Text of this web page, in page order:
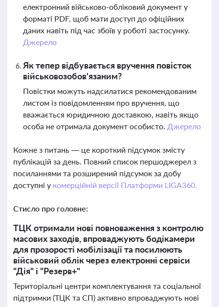
електронний військово-обліковий документ у
форматі PDF, щоб мати доступ до офіційних
даних навіть під час збоїв у роботі застосунку.
Джерело
Як тепер відбувається вручення повісток
військовозобов'язаним?
Повістки можуть надсилатися рекомендованим
листом із повідомленням про вручення, що
вважається юридичною доставкою, навіть якщо
особа не отримала документ особисто. Джерело
Кожне з питань — це короткий підсумок змісту
публікацій за день. Повний список першоджерел з
посиланнями та розширений підсумок за добу
доступні у комерційній версії Платформи LIGA360.
Стисло про головне:
ТЦК отримали нові повноваження з контролю
масових заходів, впроваджують бодікамери
для прозорості мобілізації та посилюють
військовий облік через електронні сервіси
"Дія" і "Резерв+"
Територіальні центри комплектування та соціальної
підтримки (ТЦК та СП) активно впроваджують нові